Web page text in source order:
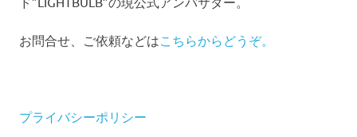
お問合せ、ご依頼などは こちらからどうぞ。
プライバシーポリシー